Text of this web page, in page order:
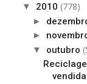
▼ 2010 (778)
►
►
▼ outubro